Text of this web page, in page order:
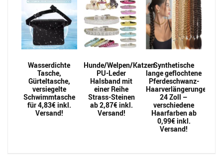
Wasserdichte
Tasche,
Gürteltasche,
versiegelte
Schwimmtasche
für 4,83€ inkl.
Versand!
Hunde/Welpen/Katzen
PU-Leder
Halsband mit
einer Reihe
Strass-Steinen
ab 2,87€ inkl.
Versand!
Synthetische
lange geflochtene
Pferdeschwanz-
Haarverlängerungen
24 Zoll –
verschiedene
Haarfarben ab
0,99€ inkl.
Versand!